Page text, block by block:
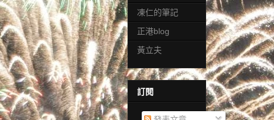
凍仁的筆記
正港blog
黃立夫
訂閱